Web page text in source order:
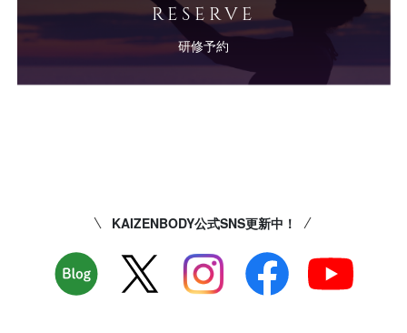
RESERVE
研修予約
KAIZENBODY公式SNS更新中！